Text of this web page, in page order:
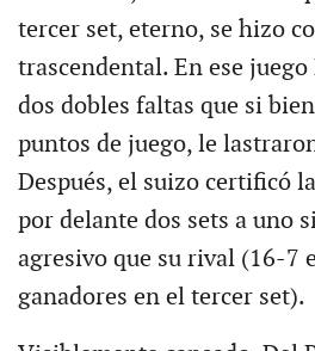
tercer set, eterno, se hizo
trascendental. En ese
dos dobles faltas que si
puntos de juego, le
Después, el suizo certificó
por delante dos sets a uno
agresivo que su rival (16-7
ganadores en el tercer set).